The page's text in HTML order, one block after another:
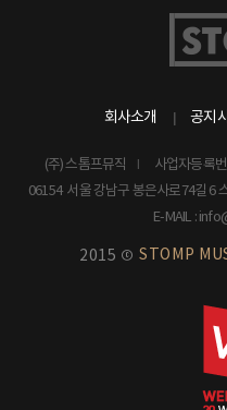
회사소개 공지
(주) 스톰프뮤직 사업자등록
06154 서울 강남구 봉은사로74길 6
E-MAIL :
2015 © STOMP